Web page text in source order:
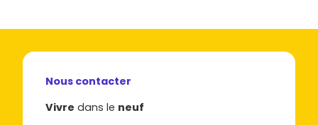
Nous contacter
Vivre dans le neuf